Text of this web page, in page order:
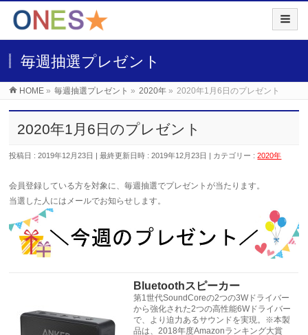
毎週抽選プレゼント
HOME » 毎週抽選プレゼント » 2020年 » 2020年1月6日のプレゼント
2020年1月6日のプレゼント
投稿日 : 2019年12月23日 最終更新日時 : 2019年12月23日 カテゴリー :2020年
会員登録している方を対象に、毎週抽選でプレゼントが当たります。
当選した人にはメールでお知らせします。
Bluetoothスピーカー
第1世代SoundCoreの2つの3Wドライバー
から強化された2つの高性能6Wドライバー
で、より迫力あるサウンドを実現。※本製
品は、2018年度Amazonランキング大賞